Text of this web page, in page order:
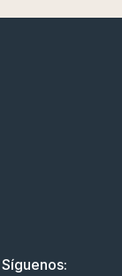
Síguenos: